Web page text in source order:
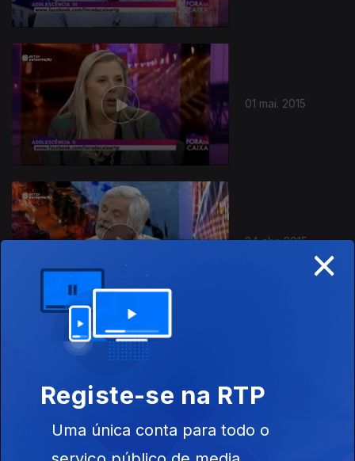
01 mai. 2015
24 abr. 2015 ×
Registe-se na RTP
Uma única conta para todo o